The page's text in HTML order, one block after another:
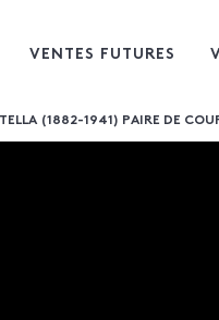
VENTES FUTURES
(1882-1941) PAIRE DE